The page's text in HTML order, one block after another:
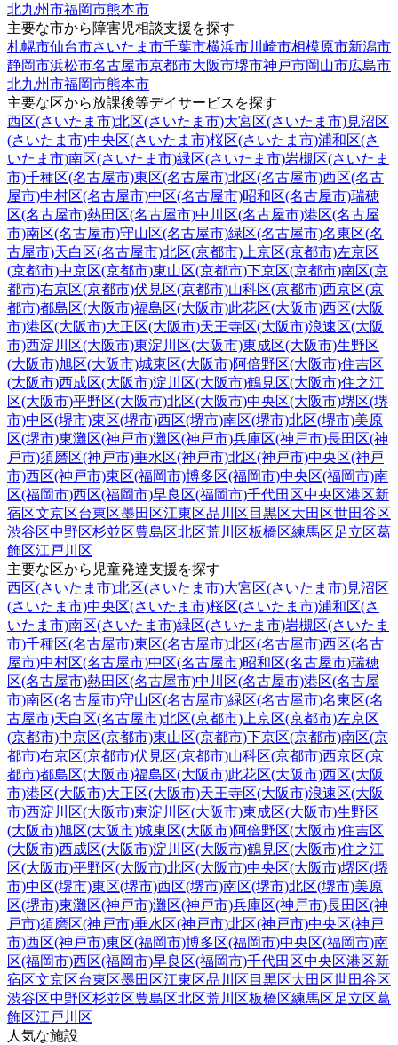
北九州市福岡市熊本市
主要な市から障害児相談支援を探す
札幌市仙台市さいたま市千葉市横浜市川崎市相模原市新潟市
静岡市浜松市名古屋市京都市大阪市堺市神戸市岡山市広島市
北九州市福岡市熊本市
主要な区から放課後等デイサービスを探す
西区(さいたま市)北区(さいたま市)大宮区(さいたま市)見沼区
(さいたま市)中央区(さいたま市)桜区(さいたま市)浦和区(さ
いたま市)南区(さいたま市)緑区(さいたま市)岩槻区(さいたま
市)千種区(名古屋市)東区(名古屋市)北区(名古屋市)西区(名古
屋市)中村区(名古屋市)中区(名古屋市)昭和区(名古屋市)瑞穂
区(名古屋市)熱田区(名古屋市)中川区(名古屋市)港区(名古屋
市)南区(名古屋市)守山区(名古屋市)緑区(名古屋市)名東区(名
古屋市)天白区(名古屋市)北区(京都市) 上京区(京都市)左京区
(京都市)中京区(京都市)東山区(京都市)下京区(京都市)南区(京
都市)右京区(京都市)伏見区(京都市)山科区(京都市)西京区(京
都市)都島区(大阪市)福島区(大阪市)此花区(大阪市)西区(大阪
市)港区(大阪市)大正区(大阪市)天王寺区(大阪市)浪速区(大阪
市)西淀川区(大阪市)東淀川区(大阪市)東成区(大阪市)生野区
(大阪市)旭区(大阪市)城東区(大阪市)阿倍野区(大阪市)住吉区
(大阪市)西成区(大阪市)淀川区(大阪市)鶴見区(大阪市)住之江
区(大阪市)平野区(大阪市)北区(大阪市)中央区(大阪市)堺区(堺
市)中区(堺市)東区(堺市)西区(堺市)南区(堺市)北区(堺市)美原
区(堺市)東灘区(神戸市)灘区(神戸市)兵庫区(神戸市)長田区(神
戸市)須磨区(神戸市)垂水区(神戸市)北区(神戸市)中央区(神戸
市)西区(神戸市)東区(福岡市)博多区(福岡市)中央区(福岡市)南
区(福岡市)西区(福岡市)早良区(福岡市)千代田区中央区港区新
宿区文京区台東区墨田区江東区品川区 目黒区大田区世田谷区
渋谷区中野区杉並区豊島区北区荒川区板橋区練馬区足立区葛
飾区江戸川区
主要な区から児童発達支援を探す
西区(さいたま市)北区(さいたま市)大宮区(さいたま市)見沼区
(さいたま市)中央区(さいたま市)桜区(さいたま市)浦和区(さ
いたま市)南区(さいたま市)緑区(さいたま市)岩槻区(さいたま
市)千種区(名古屋市)東区(名古屋市)北区(名古屋市)西区(名古
屋市)中村区(名古屋市)中区(名古屋市)昭和区(名古屋市)瑞穂
区(名古屋市)熱田区(名古屋市)中川区(名古屋市)港区(名古屋
市)南区(名古屋市)守山区(名古屋市)緑区(名古屋市)名東区(名
古屋市)天白区(名古屋市)北区(京都市) 上京区(京都市)左京区
(京都市)中京区(京都市)東山区(京都市)下京区(京都市)南区(京
都市)右京区(京都市)伏見区(京都市)山科区(京都市)西京区(京
都市)都島区(大阪市)福島区(大阪市)此花区(大阪市)西区(大阪
市)港区(大阪市)大正区(大阪市)天王寺区(大阪市)浪速区(大阪
市)西淀川区(大阪市)東淀川区(大阪市)東成区(大阪市)生野区
(大阪市)旭区(大阪市)城東区(大阪市)阿倍野区(大阪市)住吉区
(大阪市)西成区(大阪市)淀川区(大阪市)鶴見区(大阪市)住之江
区(大阪市)平野区(大阪市)北区(大阪市)中央区(大阪市)堺区(堺
市)中区(堺市)東区(堺市)西区(堺市)南区(堺市)北区(堺市)美原
区(堺市)東灘区(神戸市)灘区(神戸市)兵庫区(神戸市)長田区(神
戸市)須磨区(神戸市)垂水区(神戸市)北区(神戸市)中央区(神戸
市)西区(神戸市)東区(福岡市)博多区(福岡市)中央区(福岡市)南
区(福岡市)西区(福岡市)早良区(福岡市)千代田区中央区港区新
宿区文京区台東区墨田区江東区品川区 目黒区大田区世田谷区
渋谷区中野区杉並区豊島区北区荒川区板橋区練馬区足立区葛
飾区江戸川区
人気な施設